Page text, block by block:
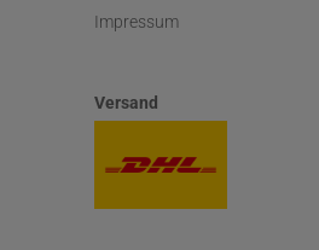
Impressum
Versand